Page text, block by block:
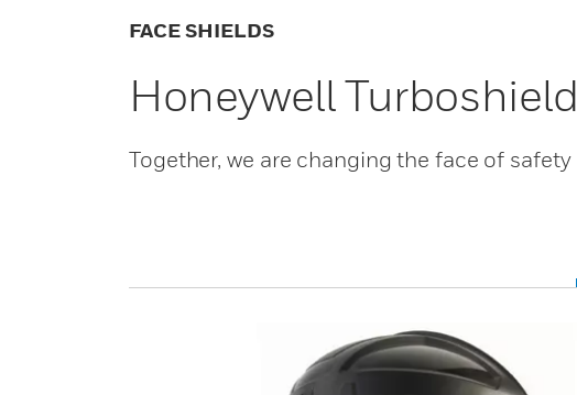
FACE SHIELDS
Honeywell Turboshield
Together, we are changing the face of safety